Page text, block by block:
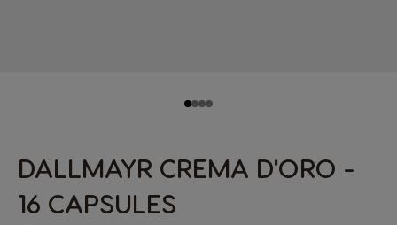
DALLMAYR CREMA D'ORO -
16 CAPSULES